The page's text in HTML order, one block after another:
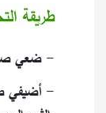
طريقة
- ضعي
- أضيفي